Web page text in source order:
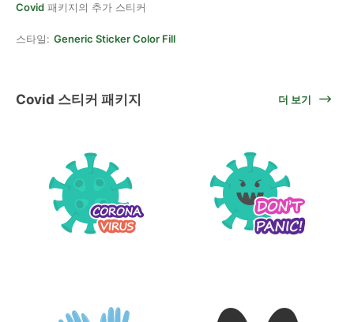
Covid 패키지의 추가 스티커
스타일: Generic Sticker Color Fill
Covid 스티커 패키지 더 보기